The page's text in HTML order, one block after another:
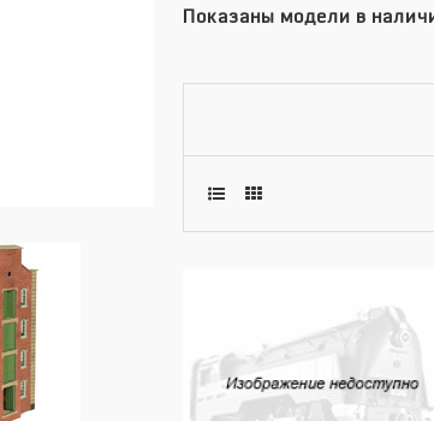
Показаны модели в